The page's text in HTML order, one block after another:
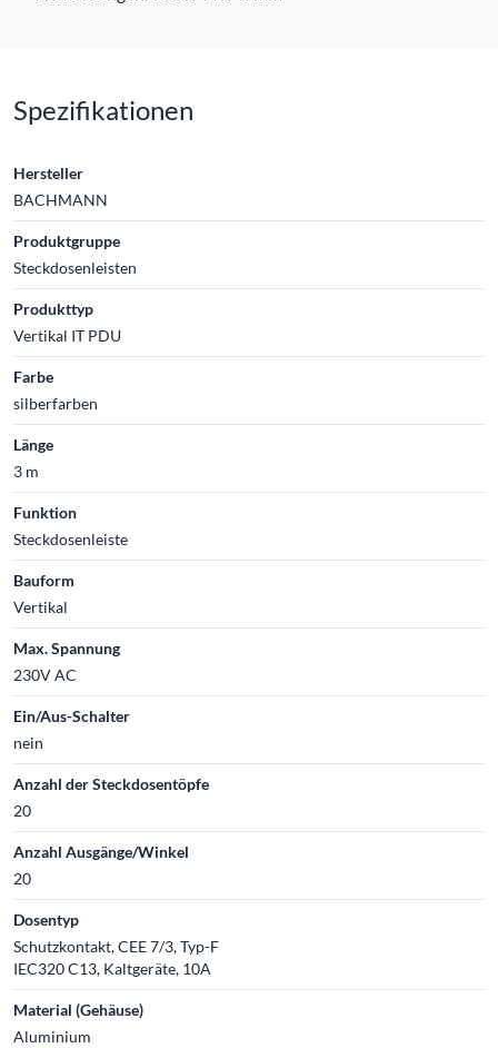
Spezifikationen
Hersteller
BACHMANN
Produktgruppe
Steckdosenleisten
Produkttyp
Vertikal IT PDU
Farbe
silberfarben
Länge
3 m
Funktion
Steckdosenleiste
Bauform
Vertikal
Max. Spannung
230V AC
Ein/Aus-Schalter
nein
Anzahl der Steckdosentöpfe
20
Anzahl Ausgänge/Winkel
20
Dosentyp
Schutzkontakt, CEE 7/3, Typ-F
IEC320 C13, Kaltgeräte, 10A
Material (Gehäuse)
Aluminium